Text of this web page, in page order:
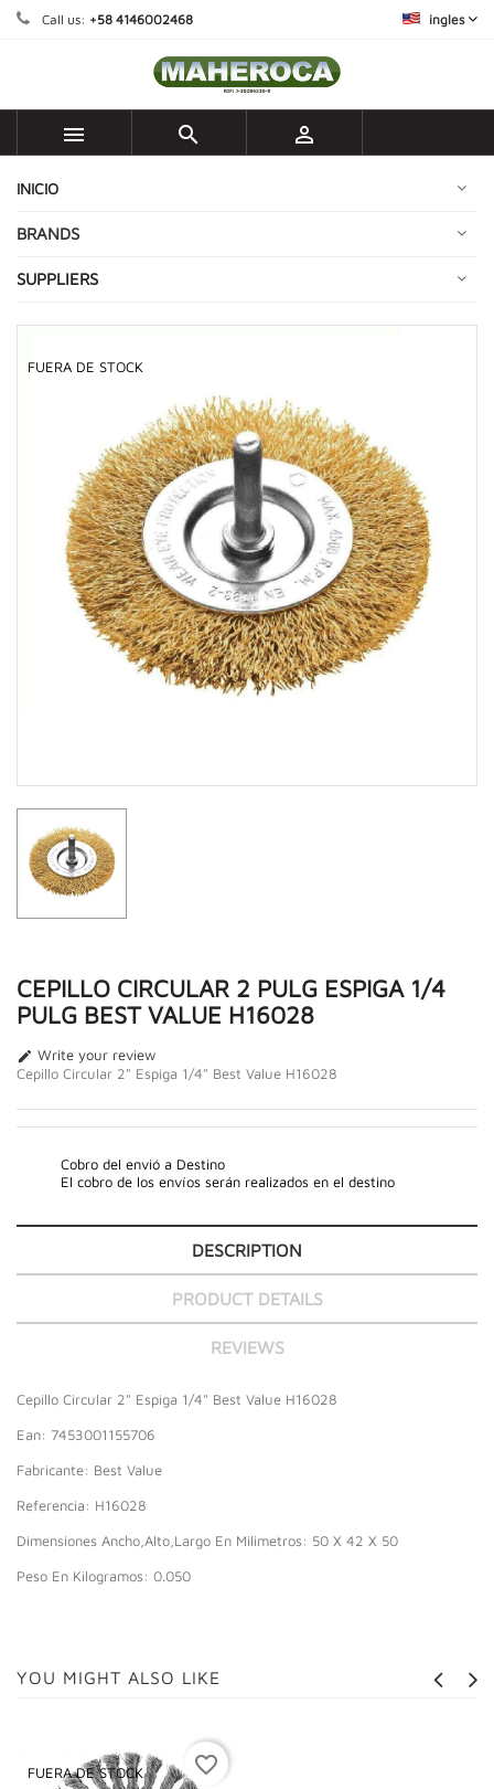
Call us: +58 4146002468 ingles
  
INICIO
BRANDS
SUPPLIERS
FUERA DE STOCK
CEPILLO CIRCULAR 2 PULG ESPIGA 1/4
PULG BEST VALUE H16028
 Write your review
Cepillo Circular 2" Espiga 1/4" Best Value H16028
Cobro del envió a Destino
El cobro de los envíos serán realizados en el destino
DESCRIPTION
PRODUCT DETAILS
REVIEWS
Cepillo Circular 2" Espiga 1/4" Best Value H16028
Ean: 7453001155706
Fabricante: Best Value
Referencia: H16028
Dimensiones Ancho,Alto,Largo En Milimetros: 50 X 42 X 50
Peso En Kilogramos: 0.050
YOU MIGHT ALSO LIKE
FUERA DE STOCK favorite_border